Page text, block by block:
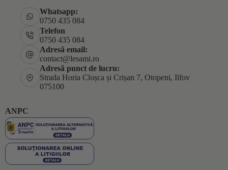
Whatsapp:
0750 435 084
Telefon
0750 435 084
Adresă email:
contact@lesami.ro
Adresă punct de lucru:
Strada Horia Cloșca și Crișan 7, Otopeni, Ilfov
075100
ANPC